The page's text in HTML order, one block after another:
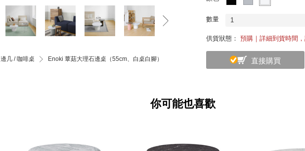
邊几 / 咖啡桌 Enoki 蕈菇大理石邊桌（55cm、白桌白腳）
數量 1
供貨狀態： 預購｜詳細到貨時間
直接購買
你可能也喜歡